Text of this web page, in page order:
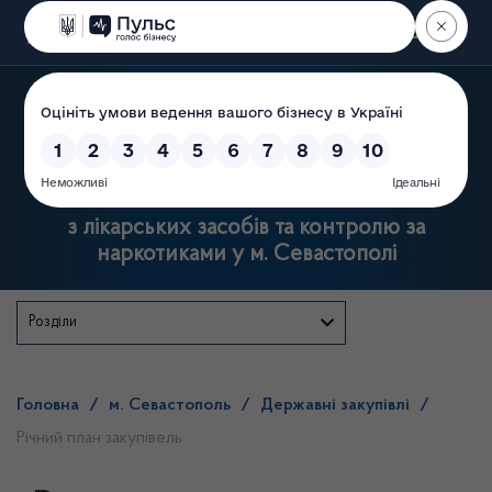
Пошук
з лікарських засобів та контролю за
наркотиками у м. Севастополі
Розділи
Головна / м. Севастополь / Державні закупівлі
/
Річний план закупівель